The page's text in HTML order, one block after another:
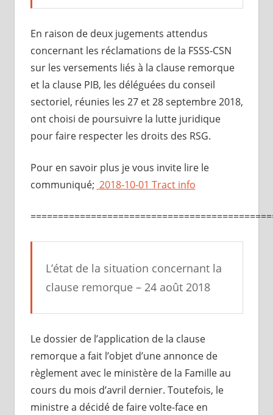
En raison de deux jugements attendus
concernant les réclamations de la FSSS-CSN
sur les versements liés à la clause remorque
et la clause PIB, les déléguées du conseil
sectoriel, réunies les 27 et 28 septembre 2018,
ont choisi de poursuivre la lutte juridique
pour faire respecter les droits des RSG.
Pour en savoir plus je vous invite lire le
communiqué; 2018-10-01 Tract info
L’état de la situation concernant la
clause remorque – 24 août 2018
Le dossier de l’application de la clause
remorque a fait l’objet d’une annonce de
règlement avec le ministère de la Famille au
cours du mois d’avril dernier. Toutefois, le
ministre a décidé de faire volte-face en